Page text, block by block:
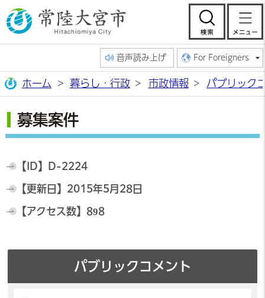
常陸大宮市公
検
音声読み上げ For Foreigners
ホーム 暮らし・行政 市政情報 パブリック
募集案件
【ID】 D-2224
【更新日】 2015年5月28日
【アクセス数】 898
パブリックコメント